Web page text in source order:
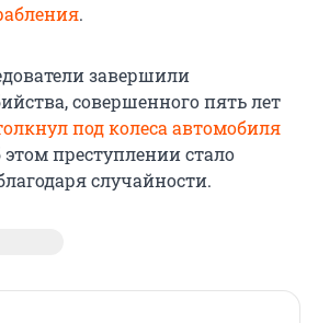
.
завершили
совершенного пять лет
под колеса автомобиля
преступлении стало
случайности.